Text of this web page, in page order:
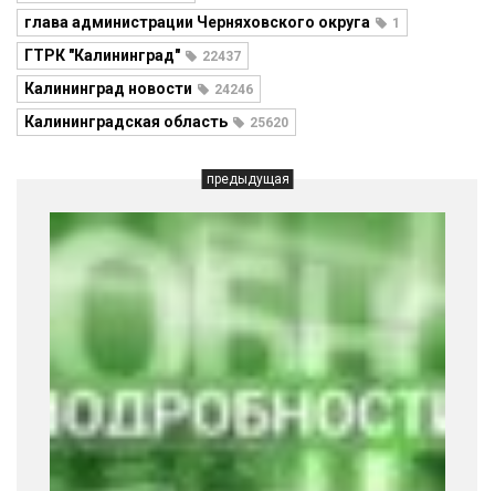
глава администрации Черняховского округа 1
ГТРК "Калининград" 22437
Калининград новости 24246
Калининградская область 25620
предыдущая